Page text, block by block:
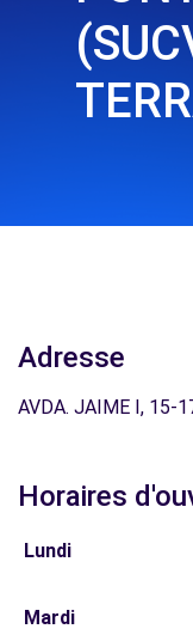
Adresse
AVDA. JAIME I, 15-
Horaires
Lundi
Mardi